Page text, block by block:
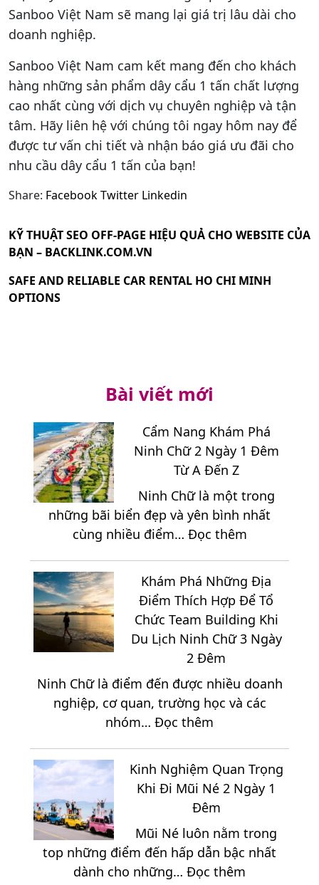
Sanboo Việt Nam sẽ mang lại giá trị lâu dài cho
doanh nghiệp.
Sanboo Việt Nam cam kết mang đến cho khách
hàng những sản phẩm dây cẩu 1 tấn chất lượng
cao nhất cùng với dịch vụ chuyên nghiệp và tận
tâm. Hãy liên hệ với chúng tôi ngay hôm nay để
được tư vấn chi tiết và nhận báo giá ưu đãi cho
nhu cầu dây cẩu 1 tấn của bạn!
Share: FacebookTwitter Linkedin
KỸ THUẬT SEO OFF-PAGE HIỆU QUẢ CHO WEBSITE CỦA
BẠN – BACKLINK.COM.VN
SAFE AND RELIABLE CAR RENTAL HO CHI MINH
OPTIONS
Bài viết mới
Cẩm Nang Khám Phá
Ninh Chữ 2 Ngày 1 Đêm
Từ A Đến Z
Ninh Chữ là một trong
những bãi biển đẹp và yên bình nhất
cùng nhiều điểm… Đọc thêm:
Nang
Khám
Phá
Ninh
Chữ
Ngày
1
Từ
A
Đến
Khám Phá Những Địa
Điểm Thích Hợp Để Tổ
Chức Team Building Khi
Du Lịch Ninh Chữ 3 Ngày
2 Đêm
Ninh Chữ là điểm đến được nhiều doanh
nghiệp, cơ quan, trường học và các
nhóm… Đọc thêm
Những
Địa
Điểm
Thích
Hợp
Để
Kinh Nghiệm Quan Trọng
Khi Đi Mũi Né 2 Ngày 1
Đêm
Mũi Né luôn nằm trong
top những điểm đến hấp dẫn bậc nhất
dành cho những… Đọc thêm